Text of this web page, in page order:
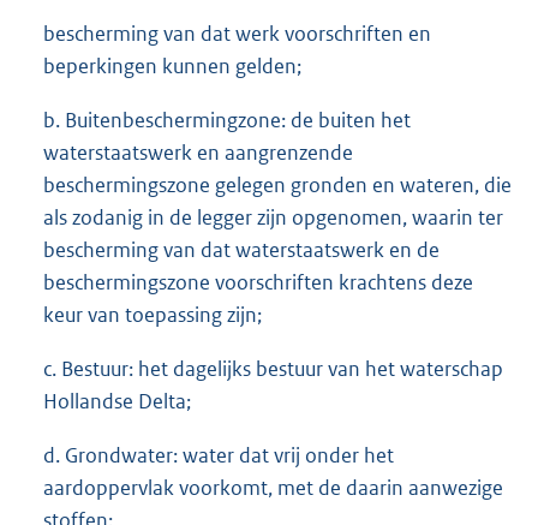
bescherming van dat werk voorschriften en
beperkingen kunnen gelden;
b. Buitenbeschermingzone: de buiten het
waterstaatswerk en aangrenzende
beschermingszone gelegen gronden en wateren, die
als zodanig in de legger zijn opgenomen, waarin ter
bescherming van dat waterstaatswerk en de
beschermingszone voorschriften krachtens deze
keur van toepassing zijn;
c. Bestuur: het dagelijks bestuur van het waterschap
Hollandse Delta;
d. Grondwater: water dat vrij onder het
aardoppervlak voorkomt, met de daarin aanwezige